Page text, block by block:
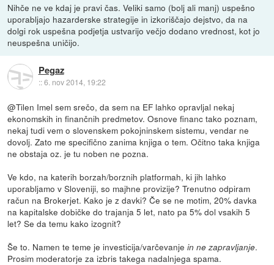
Nihče ne ve kdaj je pravi čas. Veliki samo (bolj ali manj) uspešno
uporabljajo hazarderske strategije in izkoriščajo dejstvo, da na
dolgi rok uspešna podjetja ustvarijo večjo dodano vrednost, kot jo
neuspešna uničijo.
Pegaz
::6. nov 2014, 19:22
@Tilen Imel sem srečo, da sem na EF lahko opravljal nekaj
ekonomskih in finančnih predmetov. Osnove financ tako poznam,
nekaj tudi vem o slovenskem pokojninskem sistemu, vendar ne
dovolj. Zato me specifično zanima knjiga o tem. Očitno taka knjiga
ne obstaja oz. je tu noben ne pozna.
Ve kdo, na katerih borzah/borznih platformah, ki jih lahko
uporabljamo v Sloveniji, so majhne provizije? Trenutno odpiram
račun na Brokerjet. Kako je z davki? Če se ne motim, 20% davka
na kapitalske dobičke do trajanja 5 let, nato pa 5% dol vsakih 5
let? Se da temu kako izognit?
Še to. Namen te teme je investicija/varčevanjein ne zapravljanje.
Prosim moderatorje za izbris takega nadalnjega spama.